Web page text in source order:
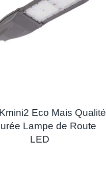
Eco Mais Qualité
Lampe de Route
LED